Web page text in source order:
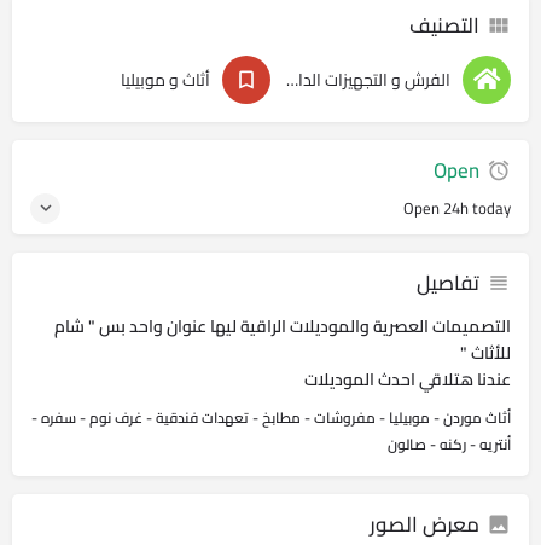
التصنيف
الفرش و التجهيزات الداخليه أثاث و موبيليا
Open
Open 24h today
تفاصيل
التصميمات العصرية والموديلات الراقية ليها عنوان واحد بس " شام
للأثاث "
عندنا هتلاقي احدث الموديلات
أثاث موردن - موبيليا - مفروشات - مطابخ - تعهدات فندقية - غرف نوم - سفره -
أنتريه - ركنه - صالون
معرض الصور